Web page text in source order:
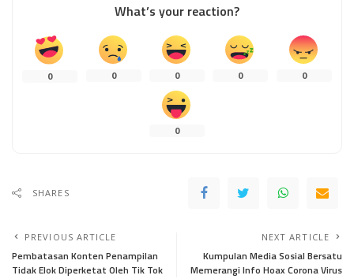
What’s your reaction?
0 0 0 0 0
0
SHARES
PREVIOUS ARTICLE
Pembatasan Konten Penampilan
Tidak Elok Diperketat Oleh Tik Tok
NEXT ARTICLE
Kumpulan Media Sosial Bersatu
Memerangi Info Hoax Corona Virus